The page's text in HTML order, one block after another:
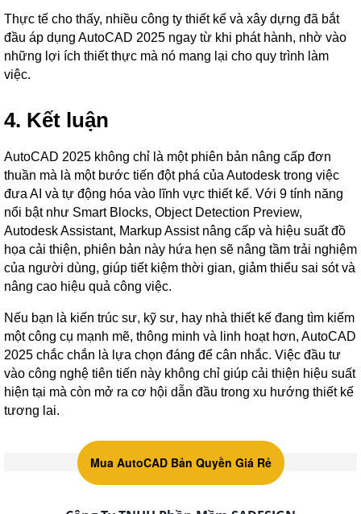
Thực tế cho thấy, nhiều công ty thiết kế và xây dựng đã bắt
đầu áp dụng AutoCAD 2025 ngay từ khi phát hành, nhờ vào
những lợi ích thiết thực mà nó mang lại cho quy trình làm
việc.
4. Kết luận
AutoCAD 2025 không chỉ là một phiên bản nâng cấp đơn
thuần mà là một bước tiến đột phá của Autodesk trong việc
đưa AI và tự động hóa vào lĩnh vực thiết kế. Với 9 tính năng
nổi bật như Smart Blocks, Object Detection Preview,
Autodesk Assistant, Markup Assist nâng cấp và hiệu suất đồ
họa cải thiện, phiên bản này hứa hẹn sẽ nâng tầm trải nghiệm
của người dùng, giúp tiết kiệm thời gian, giảm thiểu sai sót và
nâng cao hiệu quả công việc.
Nếu bạn là kiến trúc sư, kỹ sư, hay nhà thiết kế đang tìm kiếm
một công cụ mạnh mẽ, thông minh và linh hoạt hơn, AutoCAD
2025 chắc chắn là lựa chọn đáng để cân nhắc. Việc đầu tư
vào công nghệ tiên tiến này không chỉ giúp cải thiện hiệu suất
hiện tại mà còn mở ra cơ hội dẫn đầu trong xu hướng thiết kế
tương lai.
Mua AutoCAD Bản Quyền Giá Rẻ